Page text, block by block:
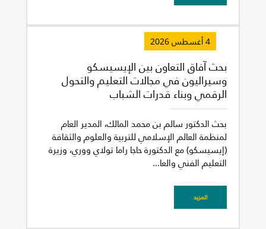
4 أغسطس 2026
بحث آفاق التعاون بين الإيسيسكو
وسيراليون في مجالات التعليم والتحول
الرقمي وبناء قدرات الشباب
بحث الدكتور سالم بن محمد المالك، المدير العام
لمنظمة العالم الإسلامي للتربية والعلوم والثقافة
(إيسيسكو) مع الدكتورة حاجا راما تولاي ووري، وزيرة
التعليم الفني والعا...
المزيد